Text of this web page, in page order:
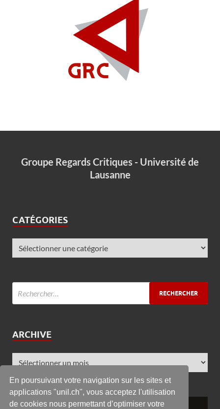
En poursuivant votre navigation sur les sites et
applications "unil.ch", vous acceptez l'utilisation
de cookies nous permettant d’optimiser votre
Groupe Regards Critiques - Université de
Lausanne
CATÉGORIES
ARCHIVE